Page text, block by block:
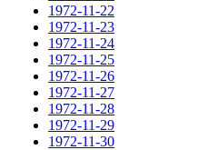
1972-11-22
1972-11-23
1972-11-24
1972-11-25
1972-11-26
1972-11-27
1972-11-28
1972-11-29
1972-11-30